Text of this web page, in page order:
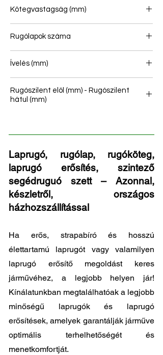
Kötegvastagság (mm)
Rugólapok száma
Ívelés (mm)
Rugószilent elöl (mm) - Rugószilent
hátul (mm)
Laprugó, rugólap, rugóköteg,
laprugó erősítés, szintező
segédruguó szett – Azonnal,
készletről, országos
házhozszállítással
Ha erős, strapabíró és hosszú
élettartamú laprugót vagy valamilyen
laprugó erősítő megoldást keres
járművéhez, a legjobb helyen jár!
Kínálatunkban megtalálhatóak a legjobb
minőségű laprugók és laprugó
erősítések, amelyek garantálják járműve
optimális terhelhetőségét és
menetkomfortját.